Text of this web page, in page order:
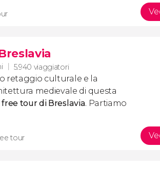
5.940 viaggiatori
retaggio culturale e la
medievale di questa
free tour di Breslavia. Partiamo
tour